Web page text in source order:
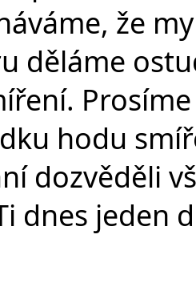
že
děláme
hodu
dozvěděli
dnes jeden